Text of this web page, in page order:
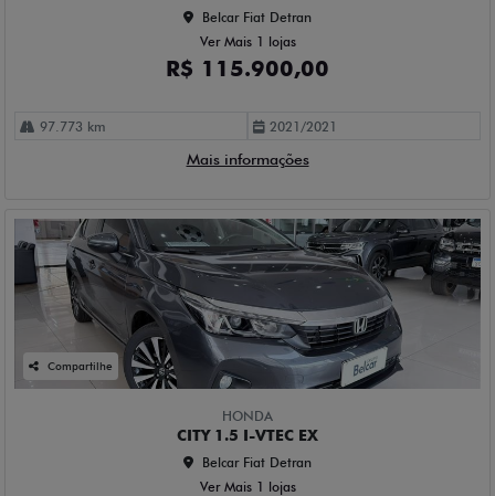
Belcar Fiat Detran
Ver Mais 1 lojas
R$ 115.900,00
97.773 km 2021/2021
Mais informações
Compartilhe
HONDA
CITY 1.5 I-VTEC EX
Belcar Fiat Detran
Ver Mais 1 lojas